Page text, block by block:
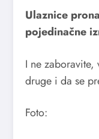
Ulaznice
pojedinačne
I ne
druge i da se
Foto: